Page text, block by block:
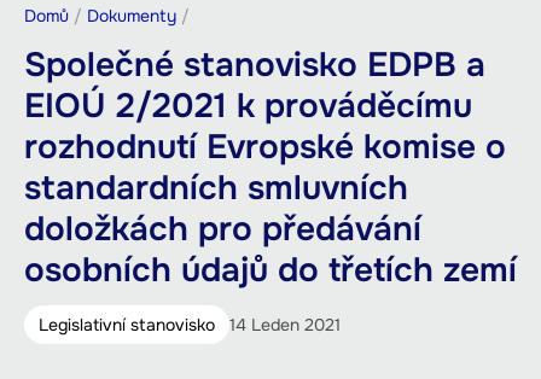
Drobečková
navigace
Domů Dokumenty
Společné stanovisko EDPB a
EIOÚ 2/2021 k prováděcímu
rozhodnutí Evropské komise o
standardních smluvních
doložkách pro předávání
osobních údajů do třetích zemí
Legislativní stanovisko 14 Leden 2021